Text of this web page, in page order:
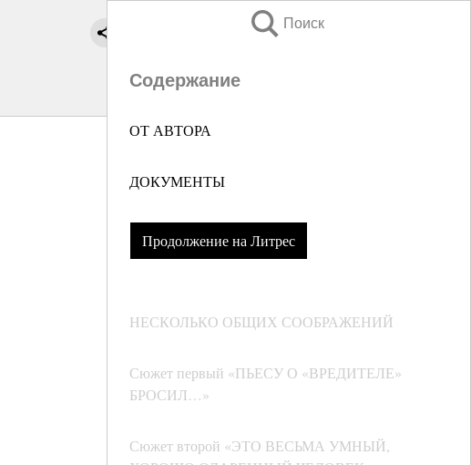
Поиск
Содержание
ОТ АВТОРА
ДОКУМЕНТЫ
Продолжение на Литрес
НЕСКОЛЬКО ОБЩИХ СООБРАЖЕНИЙ
Сюжет первый «ПЬЕСУ О «ВРЕДИТЕЛЕ»
БРОСИЛ…»
Сюжет второй «ЭТО ВЕСЬМА УМНЫЙ,